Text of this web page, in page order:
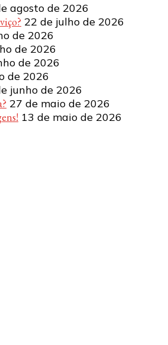
agosto de 2026
22 de julho de 2026
de 2026
de 2026
de 2026
de 2026
junho de 2026
27 de maio de 2026
13 de maio de 2026